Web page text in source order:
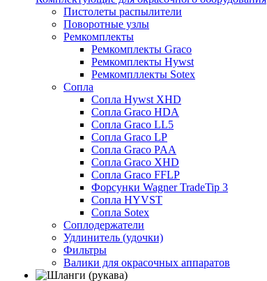
Пистолеты распылители
Поворотные узлы
Ремкомплекты
Ремкомплекты Graco
Ремкомплекты Hywst
Ремкомпллекты Sotex
Сопла
Сопла Hywst XHD
Сопла Graco HDA
Сопла Graco LL5
Сопла Graco LP
Сопла Graco PAA
Сопла Graco XHD
Сопла Graco FFLP
Форсунки Wagner TradeTip 3
Сопла HYVST
Сопла Sotex
Соплодержатели
Удлинитель (удочки)
Фильтры
Валики для окрасочных аппаратов